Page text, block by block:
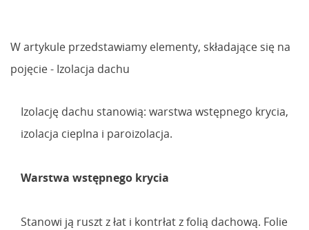
W artykule przedstawiamy elementy, składające się na
pojęcie - Izolacja dachu
Izolację dachu stanowią: warstwa wstępnego krycia,
izolacja cieplna i paroizolacja.
Warstwa wstępnego krycia
Stanowi ją ruszt z łat i kontrłat z folią dachową. Folie